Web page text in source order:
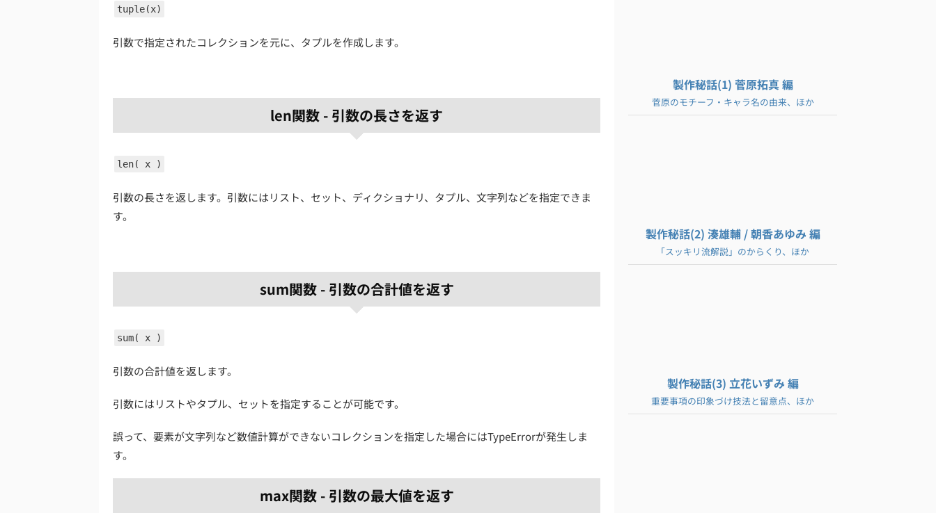
tuple(x)
引数で指定されたコレクションを元に、タプルを作成します。
len関数 - 引数の長さを返す
len( x )
引数の長さを返します。引数にはリスト、セット、ディクショナリ、タプル、文字列などを指定できま
す。
sum関数 - 引数の合計値を返す
sum( x )
引数の合計値を返します。
引数にはリストやタプル、セットを指定することが可能です。
誤って、要素が文字列など数値計算ができないコレクションを指定した場合にはTypeErrorが発生しま
す。
max関数 - 引数の最大値を返す
製作秘話(1) 菅原拓真 編
菅原のモチーフ・キャラ名の由来、ほか
製作秘話(2) 湊雄輔 / 朝香あゆみ 編
「スッキリ流解説」のからくり、ほか
製作秘話(3) 立花いずみ 編
重要事項の印象づけ技法と留意点、ほか